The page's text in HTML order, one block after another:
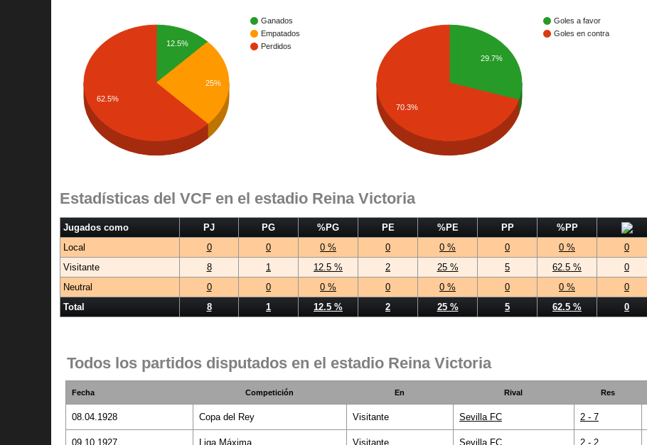
Ganados
Empatados
Perdidos
12.5%
25%
62.5%
Goles a favor
Goles en contra
29.7%
70.3%
Estadísticas del VCF en el estadio Reina Victoria
Jugados como PJ PG %PG PE %PE PP %PP
Local
0 0 0 % 0 0 % 0 0 % 0
Visitante
8 1 12.5 % 2 25 % 5 62.5 % 0
Neutral
0 0 0 % 0 0 % 0 0 % 0
Total
8 1 12.5 % 2 25 % 5 62.5 % 0
Todos los partidos disputados en el estadio Reina Victoria
Fecha Competición En Rival Res
08.04.1928 Copa del Rey Visitante Sevilla FC 2 - 7
09.10.1927 Liga Máxima Visitante Sevilla FC 2 - 2